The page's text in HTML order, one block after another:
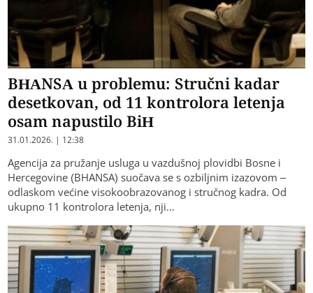
BHANSA u problemu: Stručni kadar
desetkovan, od 11 kontrolora letenja
osam napustilo BiH
31.01.2026. | 12:38
Agencija za pružanje usluga u vazdušnoj plovidbi Bosne i
Hercegovine (BHANSA) suočava se s ozbiljnim izazovom –
odlaskom većine visokoobrazovanog i stručnog kadra. Od
ukupno 11 kontrolora letenja, nji…